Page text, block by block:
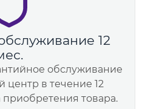
12
обслуживание
центр в течение 12
товара.